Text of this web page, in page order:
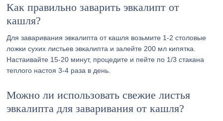
Как правильно заварить эвкалипт от
кашля?
Для заваривания эвкалипта от кашля возьмите 1-2 столовые
ложки сухих листьев эвкалипта и залейте 200 мл кипятка.
Настаивайте 15-20 минут, процедите и пейте по 1/3 стакана
теплого настоя 3-4 раза в день.
Можно ли использовать свежие листья
эвкалипта для заваривания от кашля?